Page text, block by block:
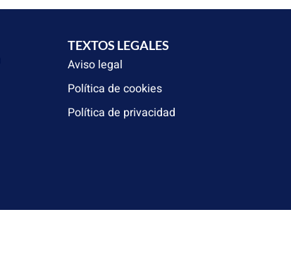
TEXTOS LEGALES
Aviso legal
Política de cookies
Política de privacidad